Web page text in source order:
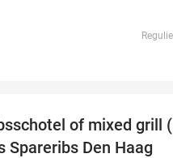
of mixed grill
Spareribs Den Haag